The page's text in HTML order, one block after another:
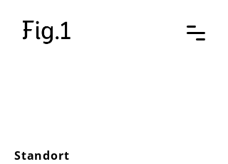
Standort